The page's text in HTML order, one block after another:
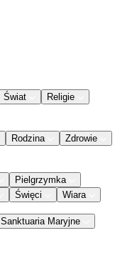
Świat
Religie
Rodzina
Zdrowie
Pielgrzymka
Święci Wiara
Sanktuaria Maryjne